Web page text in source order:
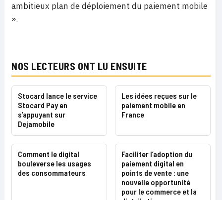
ambitieux plan de déploiement du paiement mobile
».
NOS LECTEURS ONT LU ENSUITE
Stocard lance le service
Stocard Pay en
s’appuyant sur
Dejamobile
Les idées reçues sur le
paiement mobile en
France
Comment le digital
bouleverse les usages
des consommateurs
Faciliter l’adoption du
paiement digital en
points de vente : une
nouvelle opportunité
pour le commerce et la